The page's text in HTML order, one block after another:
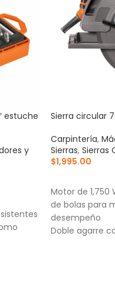
estuche
y
Sierra circular 7-
Carpintería,
Sierras, Sierras
$1,995.00
Motor de
de bolas para
desempeño
Doble agarre